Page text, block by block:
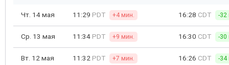
Чт. 14 мая 11:29 PDT +4 мин. 16:28 CDT -32
Ср. 13 мая 11:34 PDT +9 мин. 16:30 CDT -30
Вт. 12 мая 11:32 PDT +7 мин. 16:26 CDT -34